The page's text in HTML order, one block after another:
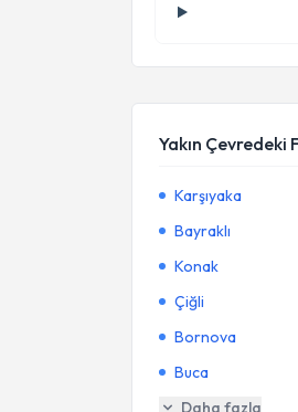
Yakın Çevredeki
Karşıyaka
Bayraklı
Konak
Çiğli
Bornova
Buca
Daha fazla